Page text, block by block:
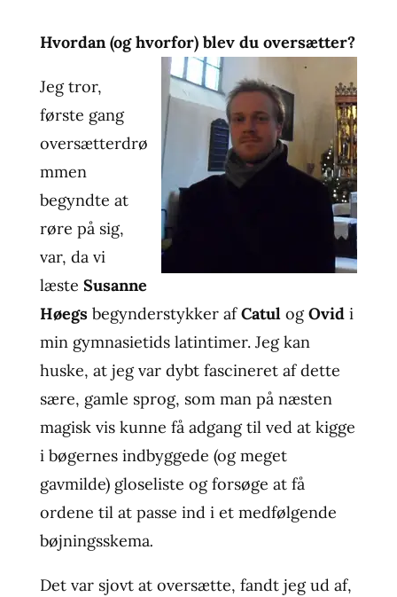
Hvordan (og hvorfor) blev du oversætter?
Jeg tror,
første gang
oversætterdrø
mmen
begyndte at
røre på sig,
var, da vi
læste Susanne
Høegs begynderstykker afCatulogOvidi
min gymnasietids latintimer. Jeg kan
huske, at jeg var dybt fascineret af dette
sære, gamle sprog, som man på næsten
magisk vis kunne få adgang til ved at kigge
i bøgernes indbyggede (og meget
gavmilde) gloseliste og forsøge at få
ordene til at passe ind i et medfølgende
bøjningsskema.
Det var sjovt at oversætte, fandt jeg ud af,